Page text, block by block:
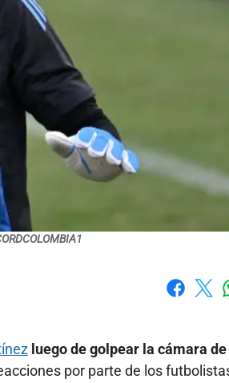
luego de golpear la cámara
por parte de los